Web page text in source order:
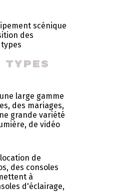
scénique
des
types
large gamme
des mariages,
grande variété
de vidéo
de
des consoles
à
d'éclairage,